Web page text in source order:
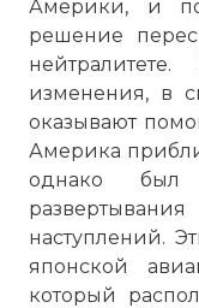
Америки, и
решение
изменения, в
оказывают
Америка
однако был
наступлений.
японской
который